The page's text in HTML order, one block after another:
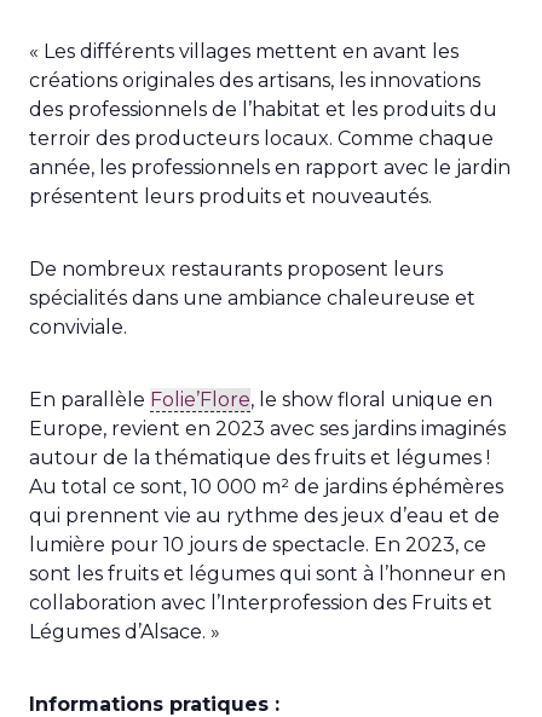
« Les différents villages mettent en avant les
créations originales des artisans, les innovations
des professionnels de l’habitat et les produits du
terroir des producteurs locaux. Comme chaque
année, les professionnels en rapport avec le jardin
présentent leurs produits et nouveautés.
De nombreux restaurants proposent leurs
spécialités dans une ambiance chaleureuse et
conviviale.
En parallèle Folie’Flore, le show floral unique en
Europe, revient en 2023 avec ses jardins imaginés
autour de la thématique des fruits et légumes !
Au total ce sont, 10 000 m² de jardins éphémères
qui prennent vie au rythme des jeux d’eau et de
lumière pour 10 jours de spectacle. En 2023, ce
sont les fruits et légumes qui sont à l’honneur en
collaboration avec l’Interprofession des Fruits et
Légumes d’Alsace. »
Informations pratiques :